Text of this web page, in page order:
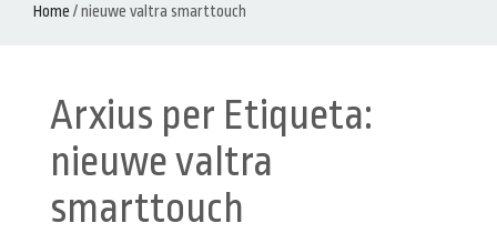
Home /nieuwe valtra smarttouch
Arxius per Etiqueta:
nieuwe valtra
smarttouch